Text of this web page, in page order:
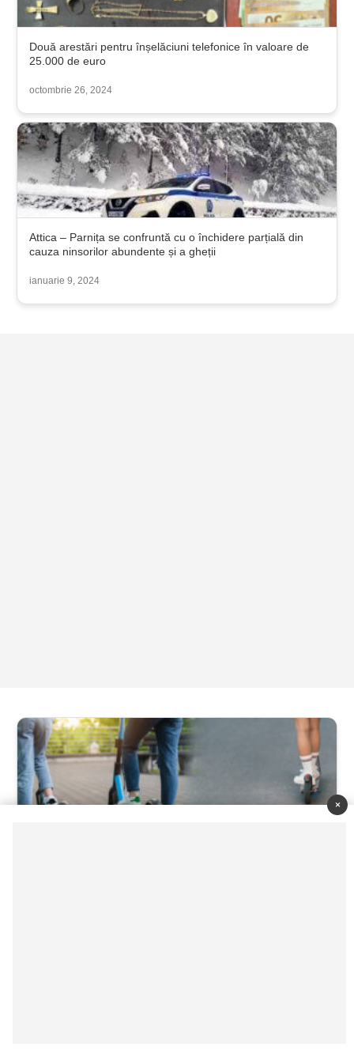
Două arestări pentru înșelăciuni telefonice în valoare de
25.000 de euro
octombrie 26, 2024
Attica – Parnița se confruntă cu o închidere parțială din
cauza ninsorilor abundente și a gheții
ianuarie 9, 2024
×